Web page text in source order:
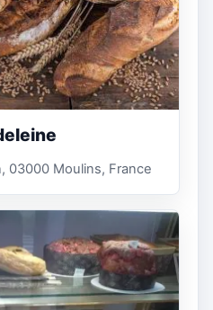
03000 Moulins, France